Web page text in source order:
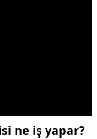
ne iş yapar?